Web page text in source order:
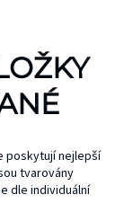
poskytují nejlepší
tvarovány
dle individuální
a